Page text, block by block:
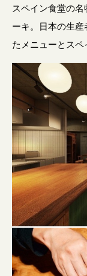
スペイン食堂の
ーキ。日本の生
たメニューとスペ